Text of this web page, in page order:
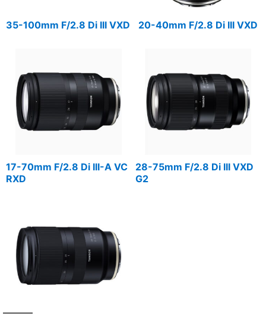
35-100mm F/2.8 Di III VXD 20-40mm F/2.8 Di III VXD
17-70mm F/2.8 Di III-A VC
RXD
28-75mm F/2.8 Di III VXD
G2